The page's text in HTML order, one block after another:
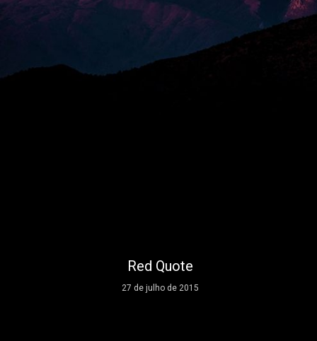
Red Quote
27 de julho de 2015